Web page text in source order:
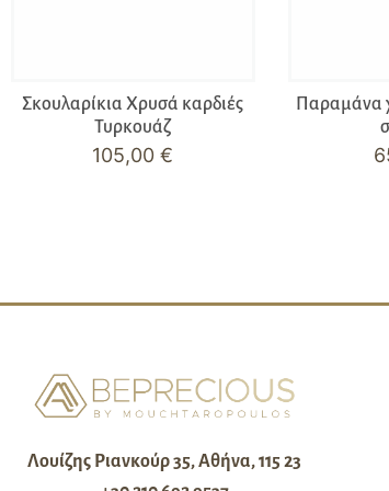
Σκουλαρίκια Χρυσά καρδιές
Τυρκουάζ
105,00€
Παραμάνα
Λουίζης Ριανκούρ 35, Αθήνα, 115 23